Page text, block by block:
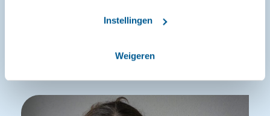
Instellingen
Weigeren
mensen je waarderen. Dat voel ik absoluut. Je
zoekt je hele leven naar waardering. Het